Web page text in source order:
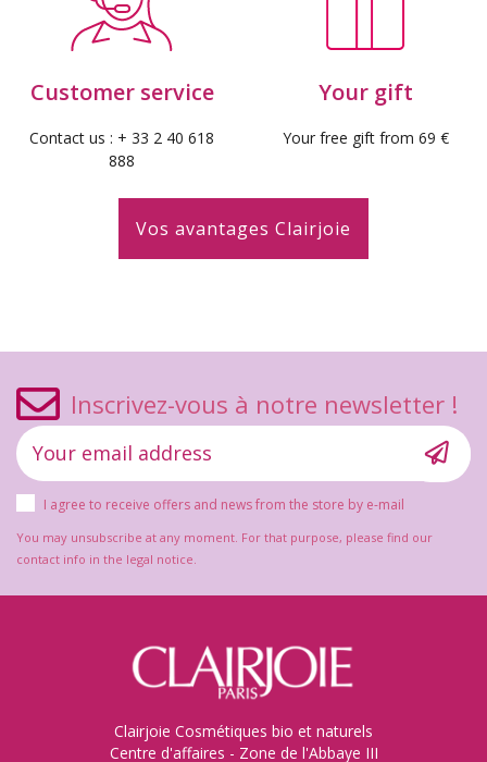
Customer service
Contact us : + 33 2 40 618
888
Your gift
Your free gift from 69 €
Vos avantages Clairjoie
Inscrivez-vous à notre newsletter !
I agree to receive offers and news from the store by e-mail
You may unsubscribe at any moment. For that purpose, please find our
contact info in the legal notice.
Clairjoie Cosmétiques bio et naturels
Centre d'affaires - Zone de l'Abbaye III